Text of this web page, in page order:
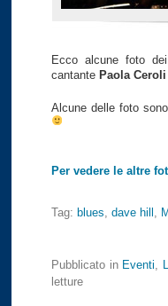
Ecco alcune foto
cantante Paola Ceroli
Alcune delle foto
Per vedere le altre
Tag: blues, dave hill ,
Pubblicato in Eventi,
letture